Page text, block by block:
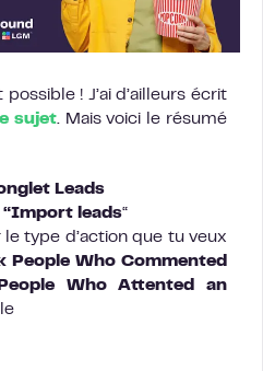
possible ! J’ai d’ailleurs écrit
sujet. Mais voici le résumé
Leads
“Import leads“
le type d’action que tu veux
People Who Commented
Who Attented an